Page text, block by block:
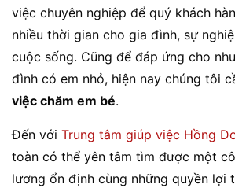
việc chuyên nghiệp để quý khách
nhiều thời gian cho gia đình, sự
cuộc sống. Cũng để đáp ứng cho
đình có em nhỏ, hiện nay chúng tôi
việc chăm em bé.
Đến với Trung tâm giúp việc Hồng
toàn có thể yên tâm tìm được một
lương ổn định cùng những quyền lợi